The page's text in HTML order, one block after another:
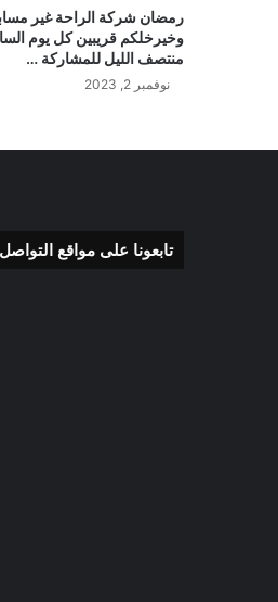
رمضان شركة الراحة غير
منتصف الليل للمشاركة …
نوفمبر 2, 2023
تابعونا على مواقع